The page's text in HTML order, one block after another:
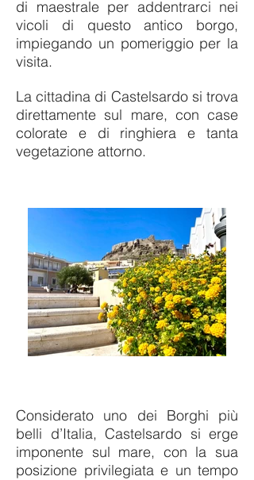
di maestrale per addentrarci nei
vicoli di questo antico borgo,
impiegando un pomeriggio per la
visita.
La cittadina di Castelsardo si trova
direttamente sul mare, con case
colorate e di ringhiera e tanta
vegetazione attorno.
Considerato uno dei Borghi più
belli d’Italia, Castelsardo si erge
imponente sul mare, con la sua
posizione privilegiata e un tempo